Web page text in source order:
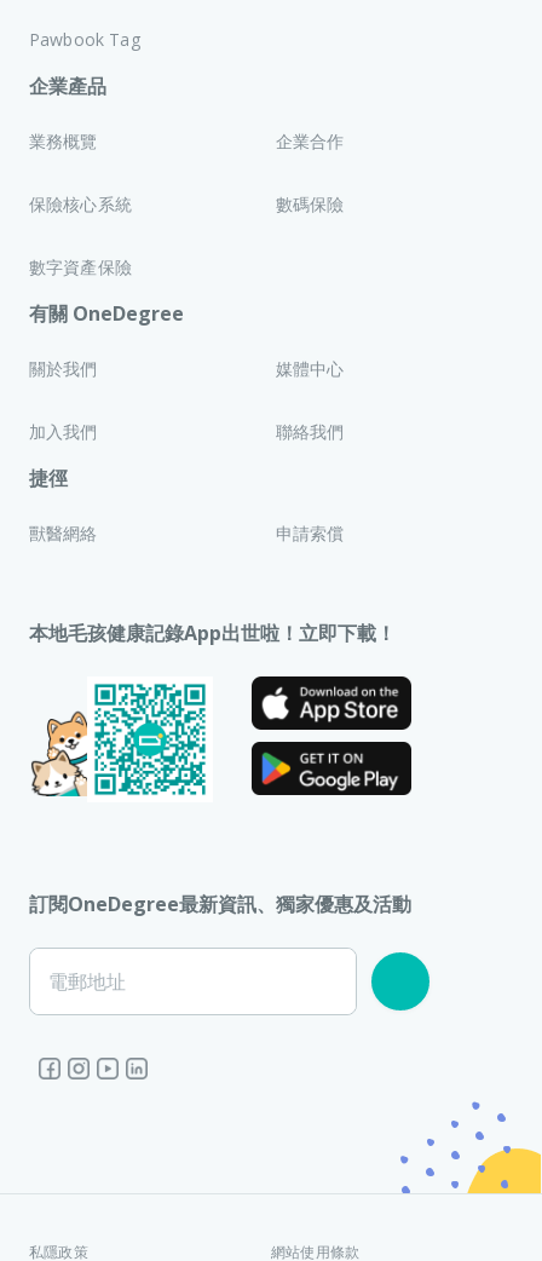
Pawbook Tag
企業產品
業務概覽 企業合作
保險核心系統 數碼保險
數字資產保險
有關 OneDegree
關於我們 媒體中心
加入我們 聯絡我們
捷徑
獸醫網絡 申請索償
本地毛孩健康記錄App出世啦！立即下載！
訂閱OneDegree最新資訊、獨家優惠及活動
電郵地址
私隱政策 網站使用條款